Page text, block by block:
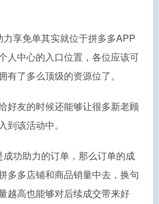
享免单其实就位于拼多多APP
人中心的入口位置，各位应该可
有了多么顶级的资源位了。
好友的时候还能够让很多新老顾
到该活动中。
功助力的订单，那么订单的成
多多店铺和商品销量中去，换句
越高也能够对后续成交带来好